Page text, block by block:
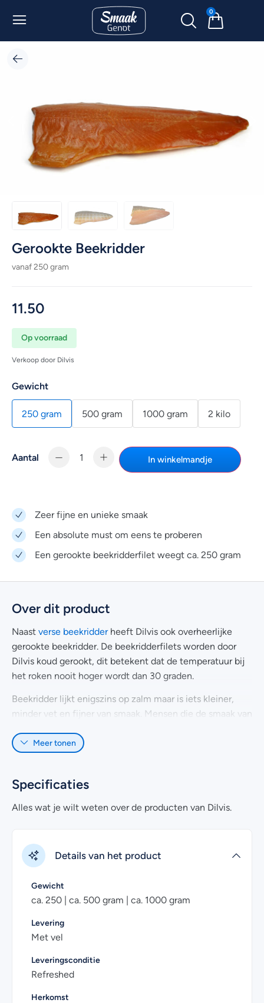
0
Gerookte Beekridder
vanaf 250 gram
11.50
Op voorraad
Verkoop door Dilvis
Gewicht
250 gram 500 gram 1000 gram 2 kilo
Aantal In winkelmandje
Zeer fijne en unieke smaak
Een absolute must om eens te proberen
Een gerookte beekridderfilet weegt ca. 250 gram
Over dit product
Naast verse beekridderheeft Dilvis ook overheerlijke
gerookte beekridder. De beekridderfilets worden door
Dilvis koud gerookt, dit betekent dat de temperatuur bij
het roken nooit hoger wordt dan 30 graden.
Beekridder lijkt enigszins op zalm maar is iets kleiner,
minder vet en fijner van smaak. Mensen die de smaak van
beekridder vanwege z’n verfijnde smaak vaak juist wel
de zilte smaak past beekridder ook goed als hapje bij de
Heb je nog vragen over het online bestellen van gerookte
ons opnemen. Wij helpen je graag!
Meer tonen
Specificaties
Alles wat je wilt weten over de producten van Dilvis.
Details van het product
Gewicht
ca. 250 | ca. 500 gram | ca. 1000 gram
Levering
Met vel
Leveringsconditie
Refreshed
Herkomst